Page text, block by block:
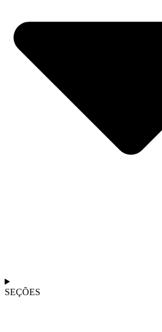
SEÇÕES